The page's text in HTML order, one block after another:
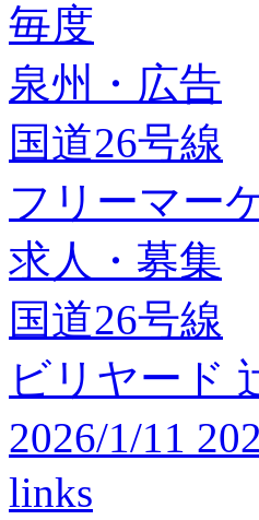
毎度
泉州・広告
国道26号線
フリーマー
求人・募集
国道26号線
ビリヤード
2026/1/11
links